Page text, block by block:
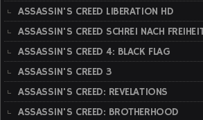
ASSASSIN'S CREED LIBERATION HD
ASSASSIN'S CREED SCHREI NACH
ASSASSIN'S CREED 4: BLACK FLAG
ASSASSIN'S CREED 3
ASSASSIN'S CREED: REVELATIONS
ASSASSIN'S CREED: BROTHERHOOD